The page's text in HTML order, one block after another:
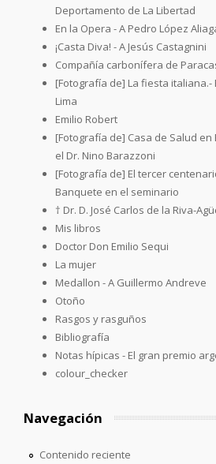
Deportamento de La Libertad
En la Opera - A Pedro López
¡Casta Diva! - A Jesús Castagnini
Compañía carbonífera de
[Fotografía de] La fiesta italiana.-
Lima
Emilio Robert
[Fotografía de] Casa de Salud
el Dr. Nino Barazzoni
[Fotografía de] El tercer
Banquete en el seminario
† Dr. D. José Carlos de la Riva-
Mis libros
Doctor Don Emilio Sequi
La mujer
Medallon - A Guillermo Andreve
Otoño
Rasgos y rasguños
Bibliografía
Notas hípicas - El gran premio
colour_checker
Navegación
Contenido reciente